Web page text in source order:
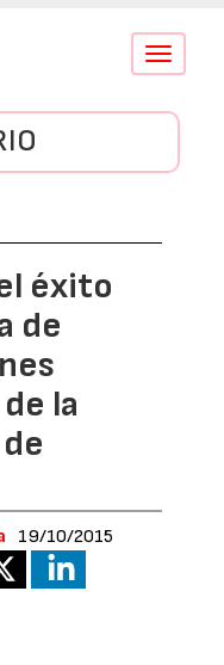
Conmutar
éxito
de
la
19/10/2015